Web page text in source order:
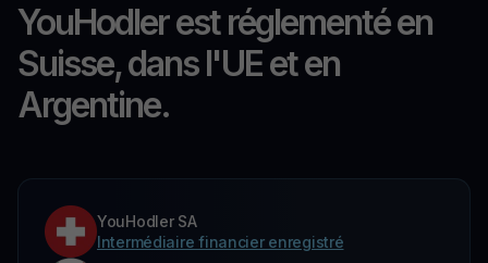
YouHodler est réglementé en
Suisse, dans l'UE et en
Argentine.
YouHodler SA
Intermédiaire financier enregistré